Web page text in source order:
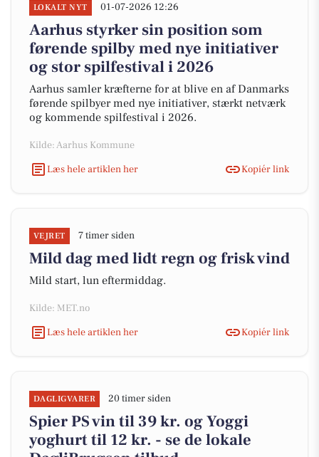
LOKALT NYT 01-07-2026 12:26
Aarhus styrker sin position som
førende spilby med nye initiativer
og stor spilfestival i 2026
Aarhus samler kræfterne for at blive en af Danmarks
førende spilbyer med nye initiativer, stærkt netværk
og kommende spilfestival i 2026.
Kilde: Aarhus Kommune
Læs hele artiklen her
Kopiér link
VEJRET 7 timer siden
Mild dag med lidt regn og frisk vind
Mild start, lun eftermiddag.
Kilde: MET.no
Læs hele artiklen her
Kopiér link
DAGLIGVARER 20 timer siden
Spier PS vin til 39 kr. og Yoggi
yoghurt til 12 kr. - se de lokale